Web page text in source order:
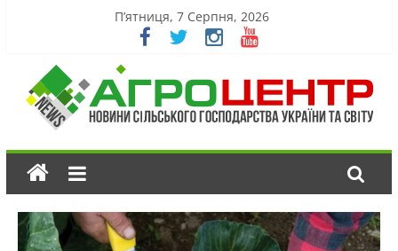
П’ятниця, 7 Серпня, 2026